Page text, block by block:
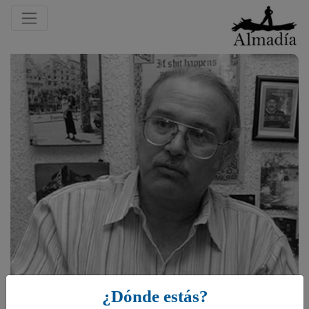
Previous
¿Dónde estás?